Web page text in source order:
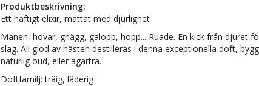
Produktbeskrivning:
Ett häftigt elixir, mättat med djurlighet
Manen, hovar, gnägg, galopp, hopp... Ruade. En kick från djuret
slag. All glöd av hästen destilleras i denna exceptionella doft,
naturlig oud, eller agarträ.
Doftfamilj: träig, läderig